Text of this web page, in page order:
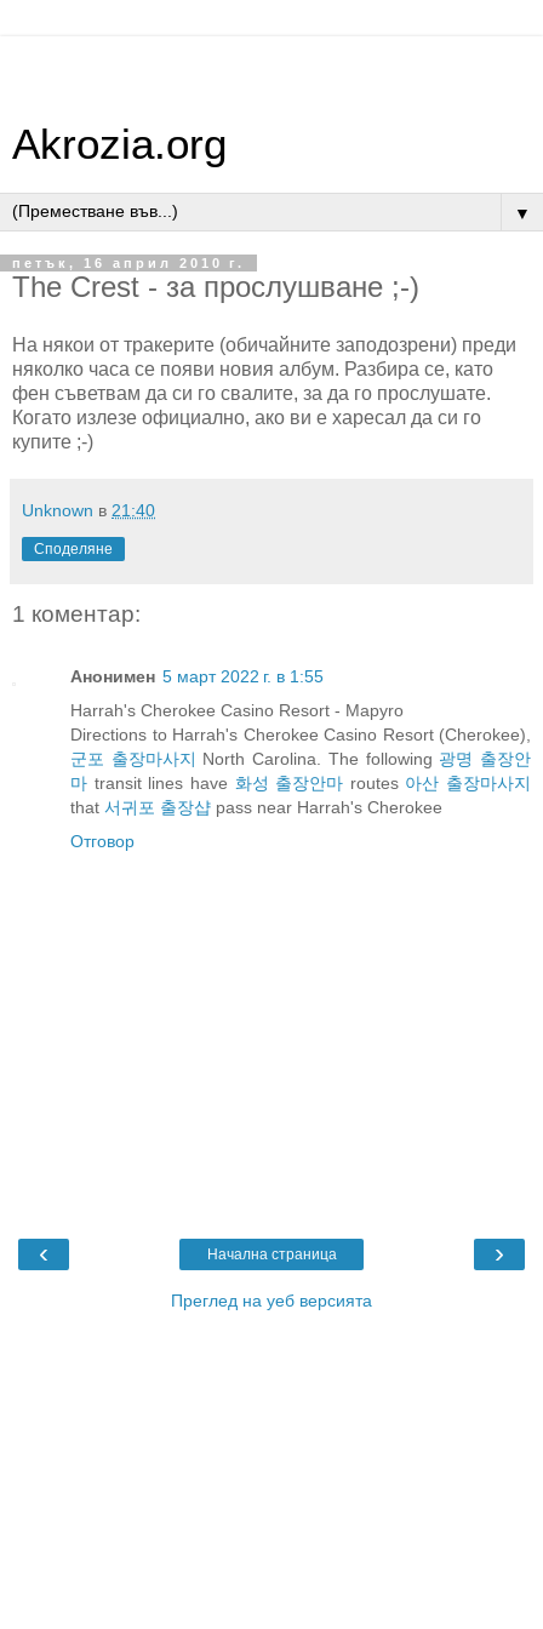
Akrozia.org
▼
петък, 16 април 2010 г.
The Crest - за прослушване ;-)
На някои от тракерите (обичайните заподозрени) преди
няколко часа се появи новия албум. Разбира се, като
фен съветвам да си го свалите, за да го прослушате.
Когато излезе официално, ако ви е харесал да си го
купите ;-)
Unknown в 21:40
Споделяне
1 коментар:
Анонимен 5 март 2022 г. в 1:55
Harrah's Cherokee Casino Resort - Mapyro
Directions to Harrah's Cherokee Casino Resort (Cherokee),
군포 출장마사지 North Carolina. The following 광명 출장안
마 transit lines have 화성 출장안마 routes 아산 출장마사지
that 서귀포 출장샵 pass near Harrah's Cherokee
Отговор
‹ ›
Начална страница
Преглед на уеб версията